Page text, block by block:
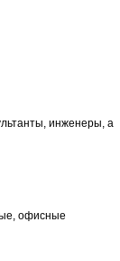
инженеры, а
офисные